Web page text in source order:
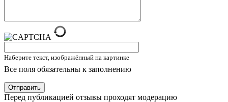
Наберите текст, изображённый на картинке
Все поля обязательны к заполнению
Отправить
Перед публикацией отзывы проходят модерацию